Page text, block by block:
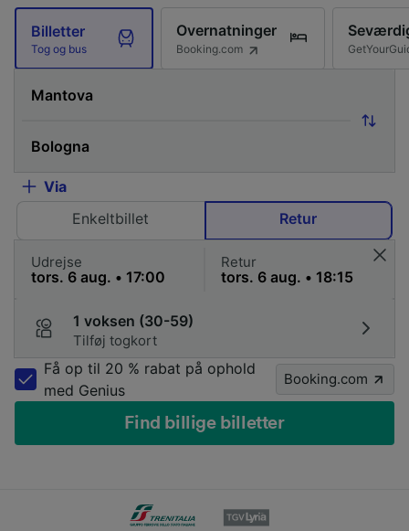
Billetter
Tog og bus
Overnatninger
Booking.com
Via
Enkeltbillet
Retur
Udrejse Retur
1 voksen (30-59)
Tilføj togkort
Få op til 20 % rabat på ophold
med Genius
Booking.com
Find billige billetter